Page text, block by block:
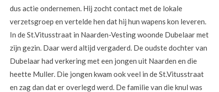
dus actie ondernemen. Hij zocht contact met de lokale
verzetsgroep en vertelde hen dat hij hun wapens kon leveren.
In de St.Vitusstraat in Naarden-Vesting woonde Dubelaar met
zijn gezin. Daar werd altijd vergaderd. De oudste dochter van
Dubelaar had verkering met een jongen uit Naarden en die
heette Muller. Die jongen kwam ook veel in de St.Vitusstraat
en zag dan dat er overlegd werd. De familie van die knul was